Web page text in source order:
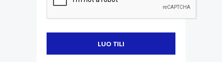
LUO TILI